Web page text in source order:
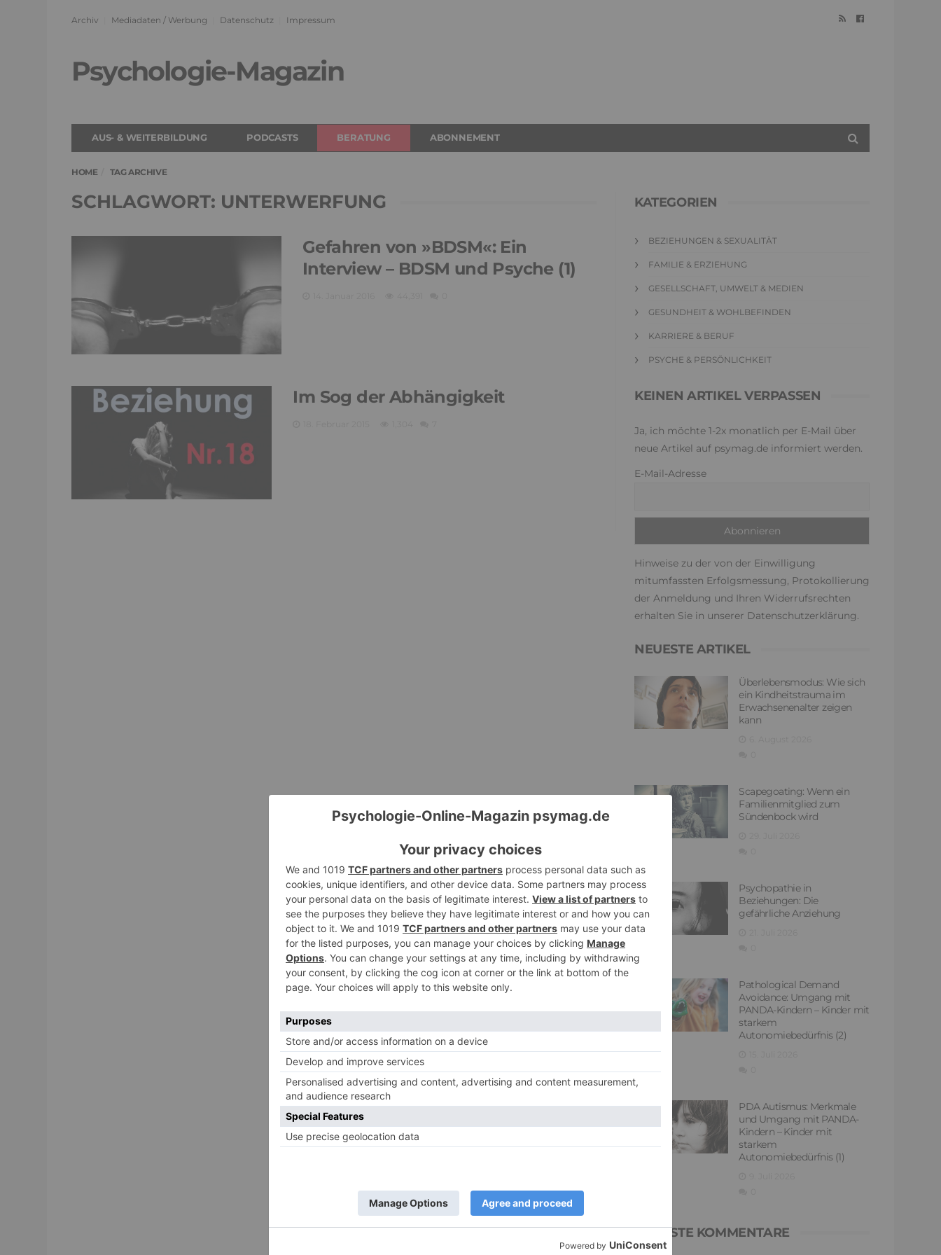
Archiv Mediadaten / Werbung Datenschutz Impressum
Psychologie-Magazin
AUS- & WEITERBILDUNG PODCASTS BERATUNG ABONNEMENT
HOME TAG ARCHIVE
SCHLAGWORT: UNTERWERFUNG
Gefahren von »BDSM«: Ein
Interview – BDSM und Psyche (1)
Im Sog der Abhängigkeit
KATEGORIEN
BEZIEHUNGEN & SEXUALITÄT
FAMILIE & ERZIEHUNG
GESELLSCHAFT, UMWELT & MEDIEN
GESUNDHEIT & WOHLBEFINDEN
KARRIERE & BERUF
PSYCHE & PERSÖNLICHKEIT
KEINEN ARTIKEL VERPASSEN
Ja, ich möchte 1-2x monatlich per E-Mail über
neue Artikel auf psymag.de informiert werden.
E-Mail-Adresse
Hinweise zu der von der Einwilligung
mitumfassten Erfolgsmessung, Protokollierung
der Anmeldung und Ihren Widerrufsrechten
erhalten Sie in unserer Datenschutzerklärung.
NEUESTE ARTIKEL
Überlebensmodus: Wie sich
ein Kindheitstrauma im
Erwachsenenalter zeigen
kann
Scapegoating: Wenn ein
Familienmitglied zum
Sündenbock wird
Psychopathie in
Beziehungen: Die
gefährliche Anziehung
Pathological Demand
Avoidance: Umgang mit
PANDA-Kindern – Kinder mit
starkem
Autonomiebedürfnis (2)
PDA Autismus: Merkmale
und Umgang mit PANDA-
Kindern – Kinder mit
starkem
Autonomiebedürfnis (1)
NEUESTE KOMMENTARE